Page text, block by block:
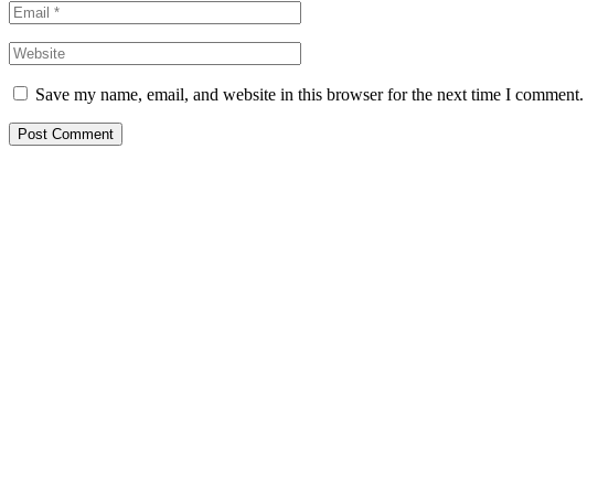
Save my name, email, and website in this browser for the next time I comment.